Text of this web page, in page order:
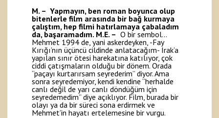
M. – Yapmayın, ben roman boyunca olup
bitenlerle film arasında bir bağ kurmaya
çalıştım, hep filmi hatırlamaya çabaladım
da, başaramadım. M.E. – O bir sembol…
Mehmet 1994 de, yani askerdeyken, -Fay
Kırığı’nın üçüncü cildinde anlatacağım- Irak’a
yapılan sınır ötesi harekatına katılıyor, çok
ciddi çatışmaların olduğu bir dönem. Orada
“paçayı kurtarırsam seyrederim” diyor. Ama
sonra seyredemiyor, kendi kendine “herhalde
canlı değil de yarı canlı döndüğüm için
seyredemedim” diye açıklıyor. Film, burada bir
olayı ya da bir süreci sona erdirmek ve
Mehmet’in hayatı ertelemesine bir vurgu.